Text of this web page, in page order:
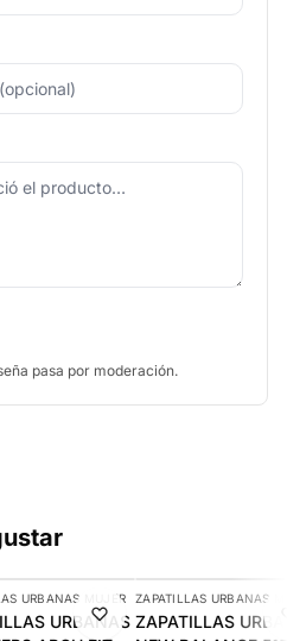
pasa por moderación.
URBANAS MUJER
URBANAS
-10%
ZAPATILLAS URBANAS
ZAPATILLAS